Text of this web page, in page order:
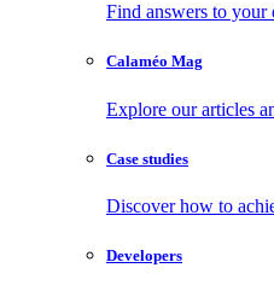
Find answers to your
Calaméo Mag
Explore our articles
Case studies
Discover how to
Developers